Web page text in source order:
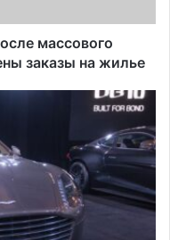
массового
заказы на жилье